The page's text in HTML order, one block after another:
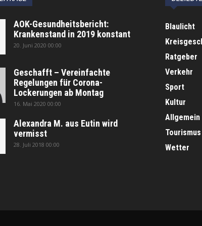
AOK-Gesundheitsbericht:
Krankenstand in 2019 konstant
20. Juni 2020 00:00
Geschafft – Vereinfachte
Regelungen für Corona-
Lockerungen ab Montag
16. Mai 2020 00:00
Alexandra M. aus Eutin wird
vermisst
28. Juli 2018 00:00
Blaulicht
Ratgeber
Verkehr
Sport
Kultur
Allgemein
Tourismus
Wetter